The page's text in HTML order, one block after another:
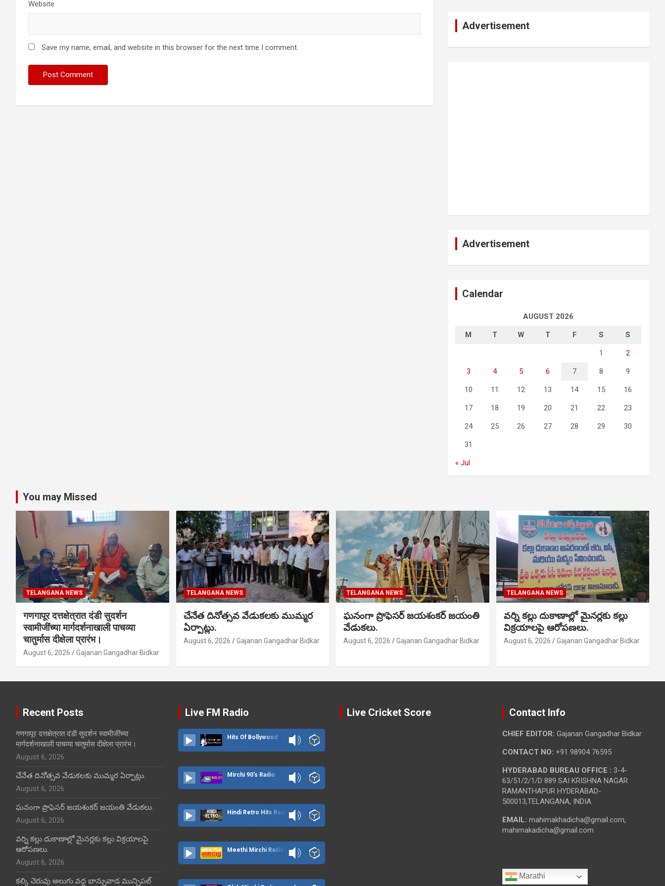
Website
Save my name, email, and website in this browser for the next time I comment.
Advertisement
Advertisement
Calendar
AUGUST 2026
M T W T F S S
1 2
3 4 5 6 7 8 9
10 11 12 13 14 15 16
17 18 19 20 21 22 23
24 25 26 27 28 29 30
31
« Jul
You may Missed
TELANGANA NEWS
गणगापूर दत्तक्षेत्रात दंडी सुदर्शन
स्वामीजींच्या मार्गदर्शनाखाली पाचव्या
चातुर्मास दीक्षेला प्रारंभ।
August 6, 2026 Gajanan Gangadhar Bidkar
TELANGANA NEWS
చేనేత దినోత్సవ వేడుకలకు ముమ్మర
ఏర్పాట్లు.
August 6, 2026 Gajanan Gangadhar Bidkar
TELANGANA NEWS
ఘనంగా ప్రొఫెసర్ జయశంకర్ జయంతి
వేడుకలు.
August 6, 2026 Gajanan Gangadhar Bidkar
TELANGANA NEWS
వర్ని కల్లు దుకాణాల్లో మైనర్లకు కల్లు
విక్రయాలపై ఆరోపణలు.
August 6, 2026 Gajanan Gangadhar Bidkar
Recent Posts
गणगापूर दत्तक्षेत्रात दंडी सुदर्शन स्वामीजींच्या
मार्गदर्शनाखाली पाचव्या चातुर्मास दीक्षेला प्रारंभ।
August 6, 2026
చేనేత దినోత్సవ వేడుకలకు ముమ్మర ఏర్పాట్లు.
August 6, 2026
ఘనంగా ప్రొఫెసర్ జయశంకర్ జయంతి వేడుకలు.
August 6, 2026
వర్ని కల్లు దుకాణాల్లో మైనర్లకు కల్లు విక్రయాలపై
ఆరోపణలు.
August 6, 2026
కల్కి చెరువు అలుగు వద్ద బాన్సువాడ మున్సిపల్
Live FM Radio
Hits Of Bollywood
Mirchi 90's Radio
Hindi Retro Hits Radio
Meethi Mirchi Radio
Live Cricket Score Contact Info
CHIEF EDITOR: Gajanan Gangadhar Bidkar
CONTACT NO: +91 98904 76595
HYDERABAD BUREAU OFFICE : 3-4-
63/51/2/1/D 889 SAI KRISHNA NAGAR
RAMANTHAPUR HYDERABAD-
500013,TELANGANA, INDIA.
EMAIL: mahimakhadicha@gmail.com,
mahimakadicha@gmail.com
Marathi